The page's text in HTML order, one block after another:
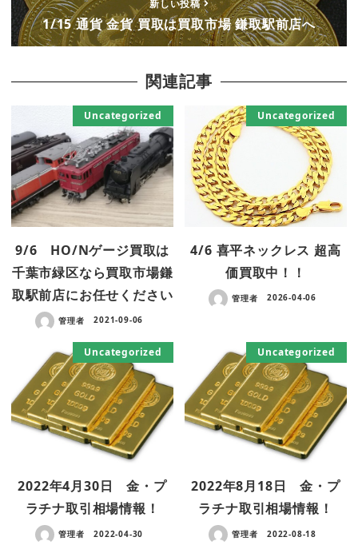
新しい投稿
1/15 通貨 金貨 買取は買取市場 鎌取駅前店へ
関連記事
Uncategorized
9/6 HO/Nゲージ買取は
千葉市緑区なら買取市場鎌
取駅前店にお任せください
管理者 2021-09-06
Uncategorized
4/6 喜平ネックレス 超高
価買取中！！
管理者 2026-04-06
Uncategorized
2022年4月30日 金・プ
ラチナ取引相場情報！
管理者 2022-04-30
Uncategorized
2022年8月18日 金・プ
ラチナ取引相場情報！
管理者 2022-08-18